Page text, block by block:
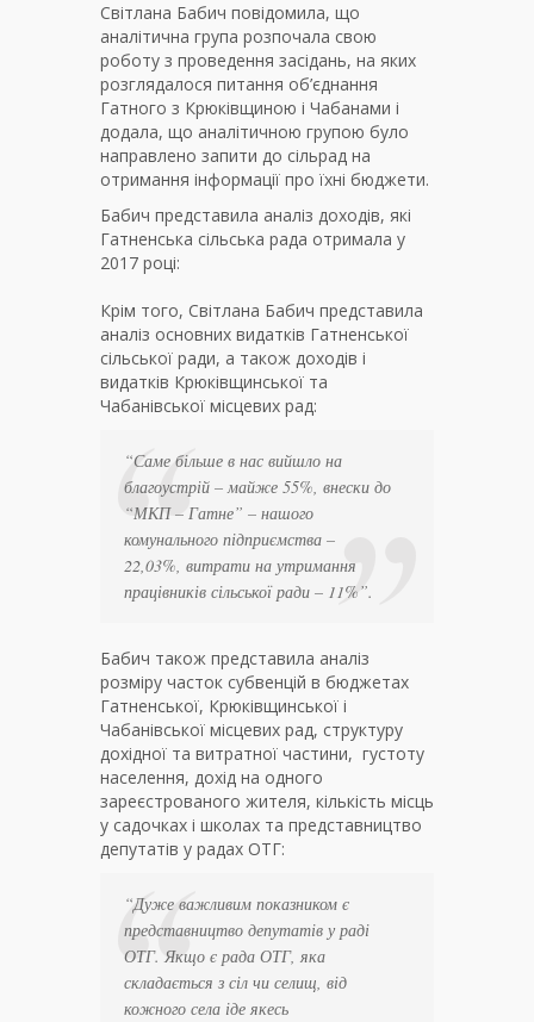
Світлана Бабич повідомила, що
аналітична група розпочала свою
роботу з проведення засідань, на яких
розглядалося питання об’єднання
Гатного з Крюківщиною і Чабанами і
додала, що аналітичною групою було
направлено запити до сільрад на
отримання інформації про їхні бюджети.
Бабич представила аналіз доходів, які
Гатненська сільська рада отримала у
2017 році:
Крім того, Світлана Бабич представила
аналіз основних видатків Гатненської
сільської ради, а також доходів і
видатків Крюківщинської та
Чабанівської місцевих рад:
“Саме більше в нас вийшло на
благоустрій – майже 55%, внески до
“МКП – Гатне” – нашого
комунального підприємства –
22,03%, витрати на утримання
працівників сільської ради – 11%”.
Бабич також представила аналіз
розміру часток субвенцій в бюджетах
Гатненської, Крюківщинської і
Чабанівської місцевих рад, структуру
дохідної та витратної частини, густоту
населення, дохід на одного
зареєстрованого жителя, кількість місць
у садочках і школах та представництво
депутатів у радах ОТГ:
“Дуже важливим показником є
представництво депутатів у раді
ОТГ. Якщо є рада ОТГ, яка
складається з сіл чи селищ, від
кожного села іде якесь